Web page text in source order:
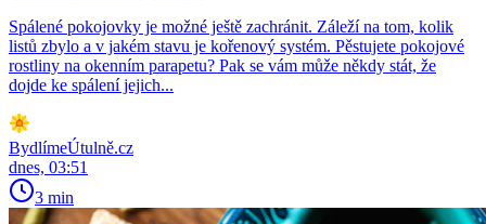
Spálené pokojovky je možné ještě zachránit. Záleží na tom, kolik
listů zbylo a v jakém stavu je kořenový systém. Pěstujete pokojové
rostliny na okenním parapetu? Pak se vám může někdy stát, že
dojde ke spálení jejich...
BydlímeÚtulně.cz
dnes, 03:51
3 min